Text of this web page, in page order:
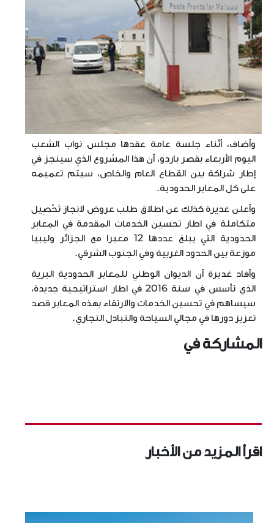
وأضاف، أَثْناء جلسة عامة عقدها مجلس نواب الشعب
اليوم الأربعاء بقصر باردو، أن هذا المشروع الذي سينجز في
إطار شراكة بين القطاع العام والخاص، سيتم تعميمه
على كل المعابر الحدودية.
وأعلن غديرة كذلك عن اطلاق طلب عروض لانجاز تَحْصِيل
متكاملة في اطار تحسين الخدمات المقدمة في المعابر
الحدودية التي يبلغ عددها 12 معبرا مع الجزائر وليبيا
موزعة بين الحدود الغربية وفي الجنوب الشرقي.
وأفاد غديرة أن الديوان الوطني للمعابر الحدودية البرية
الذي تأسس في سنة 2016 في اطار استراتيجية جديدة،
سيساهم في تحسين الخدمات والارتقاء بهذه المعابر قصد
تعزيز دورها في مجالي السياحة والتبادل التجاري.
المشاركة في
اقرأ المزيد من الأخبار